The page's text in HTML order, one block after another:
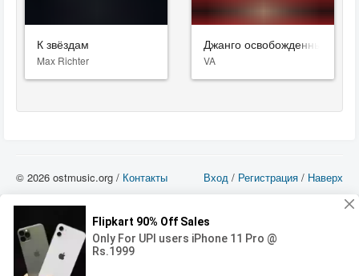
К звёздам
Max Richter
Джанго освобожденный
VA
Вход / Регистрация / Наверх
© 2026 ostmusic.org / Контакты
прав) и охраняются Законом «Об авторском праве и смежных правах». Вы
можете использовать такие материалы только в том в случае, если
использование производится с ознакомительными целями - для прочих целей
вы должны приобрести лицензионную запись.